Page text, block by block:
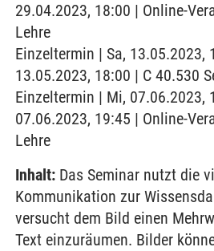
29.04.2023, 18:00 | Online-
Lehre
Einzeltermin | Sa, 13.05.2023,
13.05.2023, 18:00 | C 40.530
Einzeltermin | Mi, 07.06.2023,
07.06.2023, 19:45 | Online-
Lehre
Inhalt: Das Seminar nutzt die
Kommunikation zur
versucht dem Bild einen
Text einzuräumen. Bilder